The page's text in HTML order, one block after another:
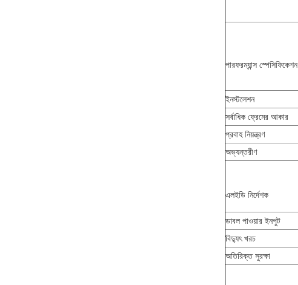
পারফরম্যান্স স্পেসিফিকেশন
ইনস্টলেশন
সর্বাধিক ফ্রেমের আকার
প্রবাহ নিয়ন্ত্রণ
অভ্যন্তরীণ
এলইডি নির্দেশক
ডাবল পাওয়ার ইনপুট
বিদ্যুৎ খরচ
অতিরিক্ত সুরক্ষা